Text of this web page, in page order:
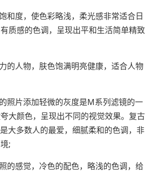
和度，使色彩略浅，柔光感非常适合日
质感的色调，呈现出平和生活简单精致
的人物，肤色饱满明亮健康，适合人物
照片添加轻微的灰度是M系列滤镜的一
大颜色，呈现出不同的视觉效果。复古
大多数人的最爱，细腻柔和的色调，非
;
的感觉，冷色的配色，略浅的色调，给